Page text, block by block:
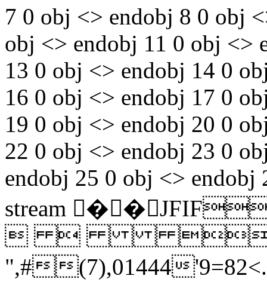
7 0 obj <> endobj 8 0 obj
obj <> endobj 11 0 obj <>
13 0 obj <> endobj 14 0
16 0 obj <> endobj 17 0
19 0 obj <> endobj 20 0
22 0 obj <> endobj 23 0
endobj 25 0 obj <>
stream
  
",#(7),01444